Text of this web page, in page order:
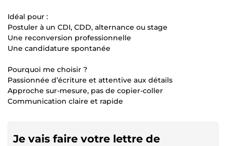
Idéal pour :
Postuler à un CDI, CDD, alternance ou stage
Une reconversion professionnelle
Une candidature spontanée
Pourquoi me choisir ?
Passionnée d’écriture et attentive aux détails
Approche sur-mesure, pas de copier-coller
Communication claire et rapide
Je vais faire votre lettre de